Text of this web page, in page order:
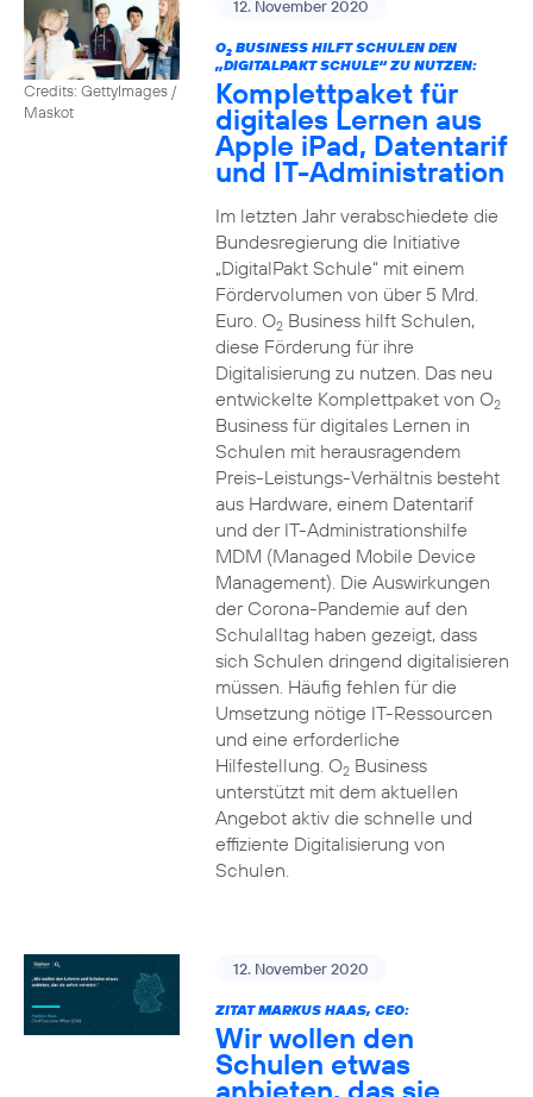
Credits: GettyImages /
Maskot
12. November 2020
O2BUSINESS HILFT SCHULEN DEN
„DIGITALPAKT SCHULE“ ZU NUTZEN:
Komplettpaket für
digitales Lernen aus
Apple iPad, Datentarif
und IT-Administration
Im letzten Jahr verabschiedete die
Bundesregierung die Initiative
„DigitalPakt Schule“ mit einem
Fördervolumen von über 5 Mrd.
Euro. O2Business hilft Schulen,
diese Förderung für ihre
Digitalisierung zu nutzen. Das neu
entwickelte Komplettpaket von O2
Business für digitales Lernen in
Schulen mit herausragendem
Preis-Leistungs-Verhältnis besteht
aus Hardware, einem Datentarif
und der IT-Administrationshilfe
MDM (Managed Mobile Device
Management). Die Auswirkungen
der Corona-Pandemie auf den
Schulalltag haben gezeigt, dass
sich Schulen dringend digitalisieren
müssen. Häufig fehlen für die
Umsetzung nötige IT-Ressourcen
und eine erforderliche
Hilfestellung. O2Business
unterstützt mit dem aktuellen
Angebot aktiv die schnelle und
effiziente Digitalisierung von
Schulen.
12. November 2020
ZITAT MARKUS HAAS, CEO:
Wir wollen den
Schulen etwas
anbieten, das sie